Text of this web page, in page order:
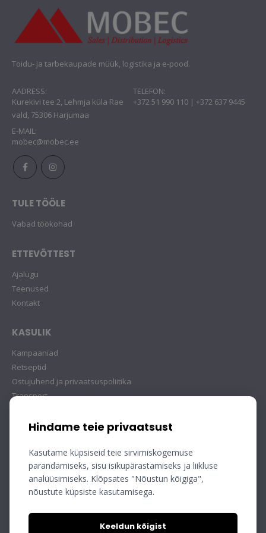
Toidu- ja tarbekaupade müük, logistika ja e-pood.
AADRESS:
Kurekivi tee 2, Lehmja küla Rae
vald, 75306 Harjumaa
TELEFON:
+372 51 990 110 | +372 637 9445
E-MAIL:
mobec@mobec.ee
TULE TÖÖLE
Vabad töökohad
ETTEVÕTTEST
Ajalugu
Teenused
Kontakt
KASULIK
Kampaaniad
Retseptid
Ostujuhend ja privaatsuspoliitika
Transport
Hindame teie privaatsust
Kasutame küpsiseid teie sirvimiskogemuse
parandamiseks, sisu isikupärastamiseks ja liikluse
analüüsimiseks. Klõpsates "Nõustun kõigiga",
nõustute küpsiste kasutamisega.
Keeldun kõigist